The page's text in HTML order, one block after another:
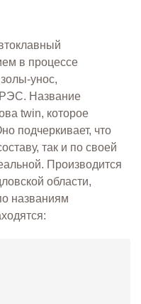
в процессе
унос,
Название
twin, которое
подчеркивает, что
так и по своей
Производится
области,
названиям